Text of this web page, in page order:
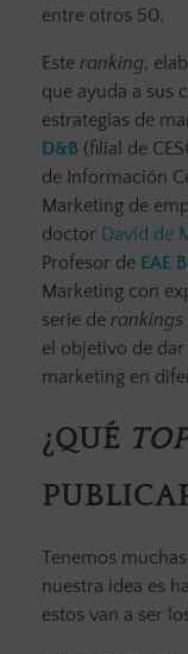
entre otros 50.
Este ranking,
que ayuda a sus
estrategias de
D&B (filial de
de Información
Marketing de
doctor David de
Profesor de EAE
Marketing con
serie de rankings
el objetivo de
marketing en
¿QUÉ
Tenemos
nuestra idea es
estos van a ser